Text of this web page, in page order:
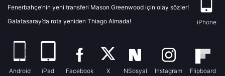
Fenerbahçe’nin yeni transferi Mason Greenwood için olay sözler!
Galatasaray’da rota yeniden Thiago Almada!
iPhone
Android iPad Facebook X NSosyal Instagram Flipboard